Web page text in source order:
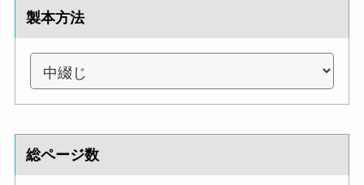
製本方法
総ページ数